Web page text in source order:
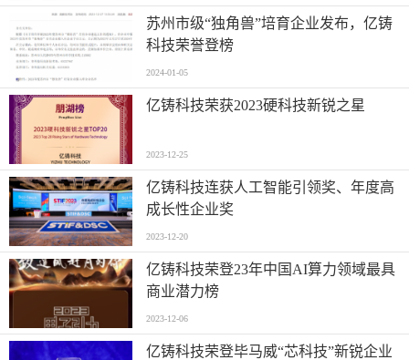
苏州市级“独角兽”培育企业发布，亿铸
科技荣誉登榜
2024-01-05
亿铸科技荣获2023硬科技新锐之星
2023-12-25
亿铸科技连获人工智能引领奖、年度高
成长性企业奖
2023-12-20
亿铸科技荣登23年中国AI算力领域最具
商业潜力榜
2023-12-06
亿铸科技荣登毕马威“芯科技”新锐企业